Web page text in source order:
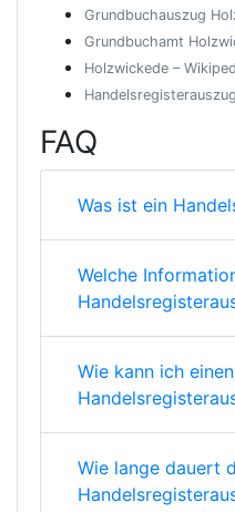
Grundbuchauszug
Grundbuchamt
Holzwickede –
FAQ
Was ist ein
Welche
Wie kann ich einen
Wie lange dauert